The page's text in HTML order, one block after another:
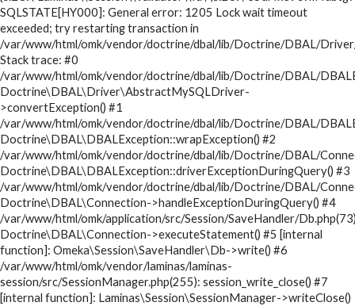
SQLSTATE[HY000]: General error: 1205 Lock wait timeout
exceeded; try restarting transaction in
/var/www/html/omk/vendor/doctrine/dbal/lib/Doctrine/DBAL/
Stack trace: #0
/var/www/html/omk/vendor/doctrine/dbal/lib/Doctrine/DBAL/
Doctrine\DBAL\Driver\AbstractMySQLDriver-
>convertException() #1
/var/www/html/omk/vendor/doctrine/dbal/lib/Doctrine/DBAL/
Doctrine\DBAL\DBALException::wrapException() #2
/var/www/html/omk/vendor/doctrine/dbal/lib/Doctrine/DBAL/
Doctrine\DBAL\DBALException::driverExceptionDuringQuery() #3
/var/www/html/omk/vendor/doctrine/dbal/lib/Doctrine/DBAL/
Doctrine\DBAL\Connection->handleExceptionDuringQuery() #4
/var/www/html/omk/application/src/Session/SaveHandler/
Doctrine\DBAL\Connection->executeStatement() #5 [internal
function]: Omeka\Session\SaveHandler\Db->write() #6
/var/www/html/omk/vendor/laminas/laminas-
session/src/SessionManager.php(255): session_write_close() #7
[internal function]: Laminas\Session\SessionManager->writeClose()